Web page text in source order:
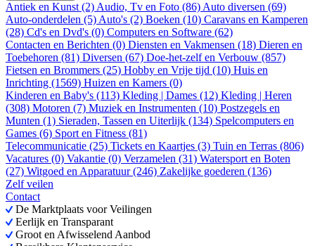
Antiek en Kunst (2) Audio, Tv en Foto (86) Auto diversen (69)
Auto-onderdelen (5) Auto's (2) Boeken (10) Caravans en Kamperen
(28) Cd's en Dvd's (0) Computers en Software (62)
Contacten en Berichten (0) Diensten en Vakmensen (18) Dieren en
Toebehoren (81) Diversen (67) Doe-het-zelf en Verbouw (857)
Fietsen en Brommers (25) Hobby en Vrije tijd (10) Huis en
Inrichting (1569) Huizen en Kamers (0)
Kinderen en Baby's (113) Kleding | Dames (12) Kleding | Heren
(308) Motoren (7) Muziek en Instrumenten (10) Postzegels en
Munten (1) Sieraden, Tassen en Uiterlijk (134) Spelcomputers en
Games (6) Sport en Fitness (81)
Telecommunicatie (25) Tickets en Kaartjes (3) Tuin en Terras (806)
Vacatures (0) Vakantie (0) Verzamelen (31) Watersport en Boten
(27) Witgoed en Apparatuur (246) Zakelijke goederen (136)
Zelf veilen
Contact
De Marktplaats voor Veilingen
Eerlijk en Transparant
Groot en Afwisselend Aanbod